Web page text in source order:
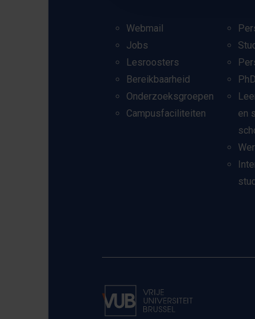
Webmail
Jobs
Lesroosters
Bereikbaarheid
Onderzoeksgroepen
Campusfaciliteiten
en